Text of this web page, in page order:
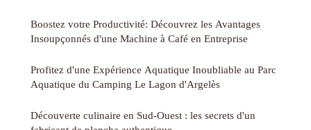
Boostez votre Productivité: Découvrez les Avantages
Insoupçonnés d'une Machine à Café en Entreprise
Profitez d'une Expérience Aquatique Inoubliable au Parc
Aquatique du Camping Le Lagon d'Argelès
Découverte culinaire en Sud-Ouest : les secrets d'un